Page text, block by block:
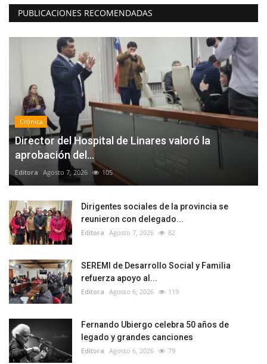
PUBLICACIONES RECOMENDADAS
Crónica
Director del Hospital de Linares valoró la
aprobación del...
Editora Agosto 7, 2026 105
Dirigentes sociales de la provincia se
reunieron con delegado...
Editora Agosto 7, 2026 82
SEREMI de Desarrollo Social y Familia
refuerza apoyo al...
Editora Agosto 6, 2026 119
Fernando Ubiergo celebra 50 años de
legado y grandes canciones
Editora Agosto 6, 2026 79